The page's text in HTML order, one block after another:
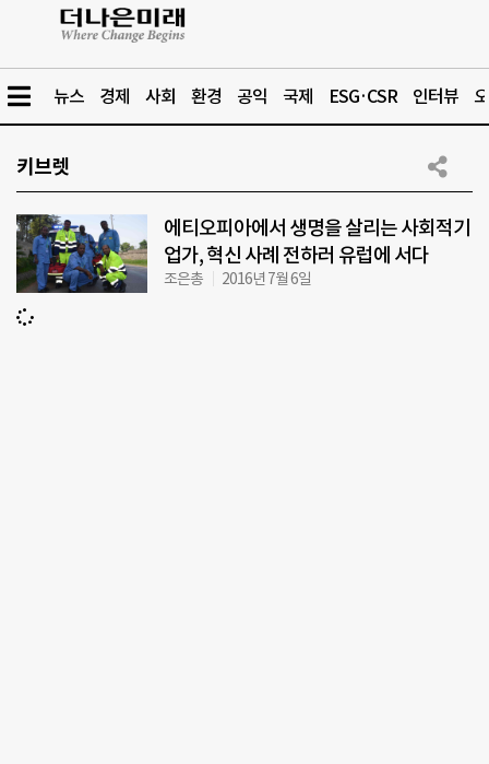
뉴스 경제 사회 환경 공익 국제 ESG·CSR 인터뷰
키브렛
에티오피아에서 생명을 살리는 사회적기
업가, 혁신 사례 전하러 유럽에 서다
조은총 2016년 7월 6일